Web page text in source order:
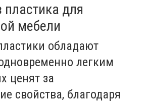
для
мебели
обладают
легким
ценят за
свойства, благодаря